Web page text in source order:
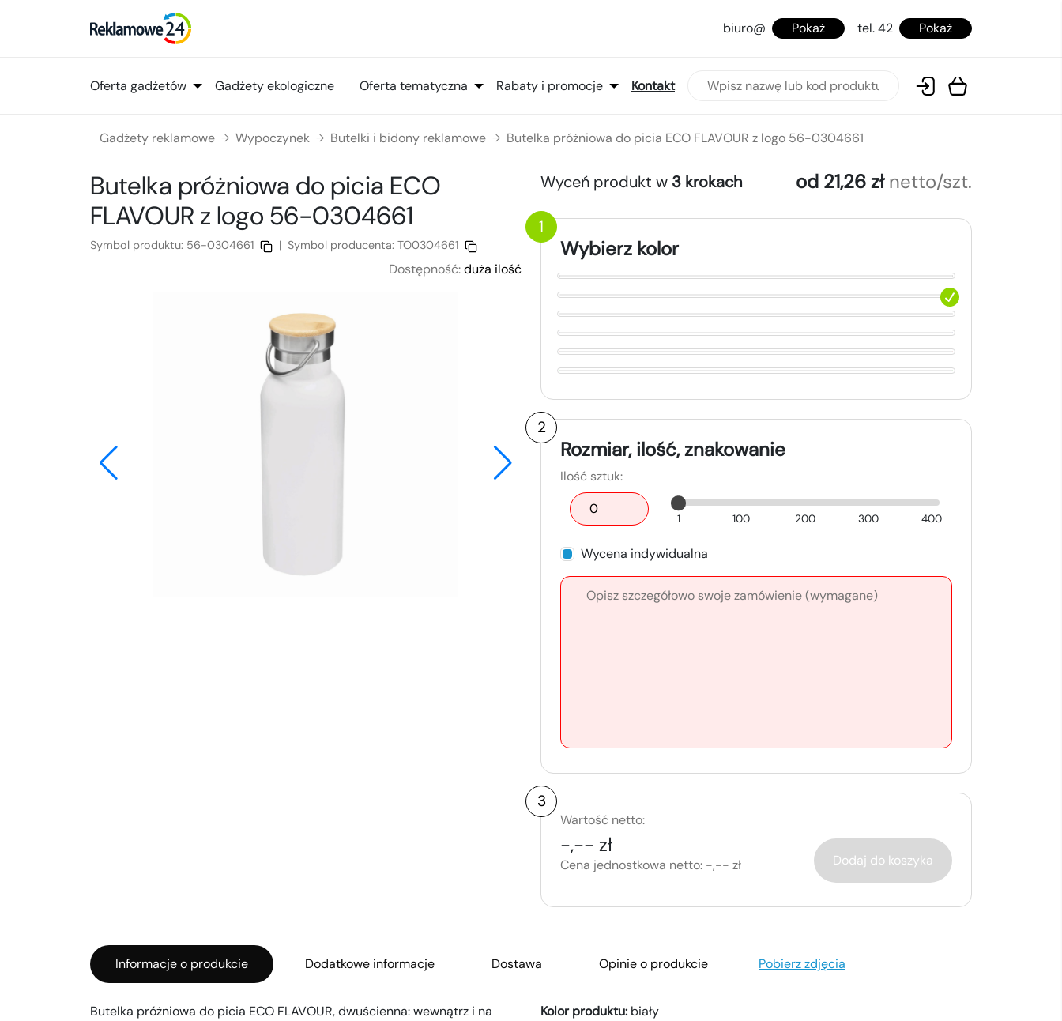
biuro@ Pokaż tel. 42 Pokaż
Oferta gadżetów Gadżety ekologiczne Oferta tematyczna Rabaty i promocje Kontakt
Gadżety reklamowe → Wypoczynek → Butelki i bidony reklamowe → Butelka próżniowa do picia ECO FLAVOUR z logo 56-0304661
Butelka próżniowa do picia ECO
FLAVOUR z logo 56-0304661
Symbol produktu: 56-0304661 | Symbol producenta: TO0304661
Dostępność:duża ilość
Wyceń produkt w 3 krokach od 21,26 zł netto/szt.
1
Wybierz kolor
2
Rozmiar, ilość, znakowanie
Ilość sztuk:
1 100 200 300 400
Wycena indywidualna
3
Wartość netto:
-,-- zł
Cena jednostkowa netto: -,-- zł Dodaj do koszyka
Informacje o produkcie Dodatkowe informacje Dostawa Opinie o produkcie Pobierz zdjęcia
Butelka próżniowa do picia ECO FLAVOUR, dwuścienna: wewnątrz i na
Kolor produktu: biały